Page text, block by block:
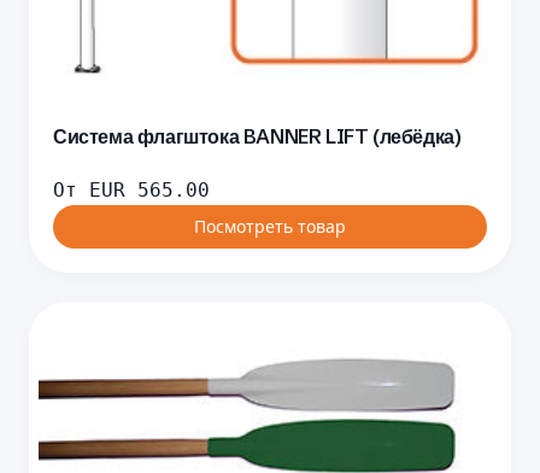
Система флагштока BANNER LIFT (лебёдка)
От EUR 565.00
Посмотреть товар